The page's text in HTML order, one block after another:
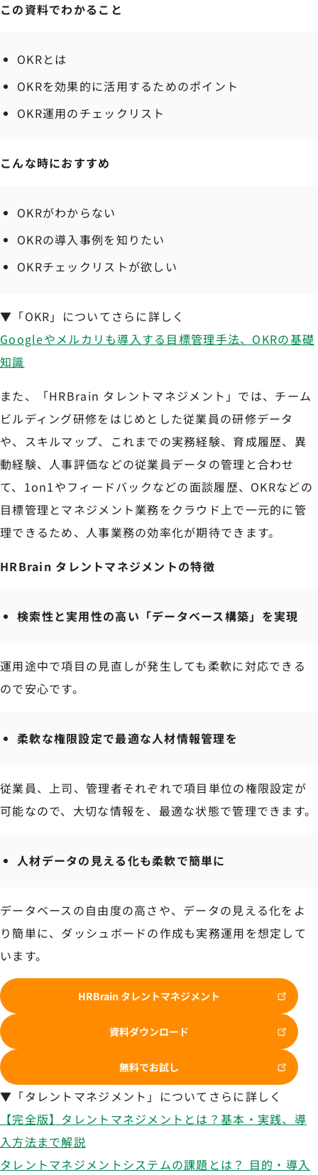
この資料でわかること
OKRとは
OKRを効果的に活用するためのポイント
OKR運用のチェックリスト
こんな時におすすめ
OKRがわからない
OKRの導入事例を知りたい
OKRチェックリストが欲しい
▼「OKR」についてさらに詳しく
Googleやメルカリも導入する目標管理手法、OKRの基礎
知識
また、「HRBrain タレントマネジメント」では、チーム
ビルディング研修をはじめとした従業員の研修データ
や、スキルマップ、これまでの実務経験、育成履歴、異
動経験、人事評価などの従業員データの管理と合わせ
て、1on1やフィードバックなどの面談履歴、OKRなどの
目標管理とマネジメント業務をクラウド上で一元的に管
理できるため、人事業務の効率化が期待できます。
HRBrain タレントマネジメントの特徴
検索性と実用性の高い「データベース構築」を実現
運用途中で項目の見直しが発生しても柔軟に対応できる
ので安心です。
柔軟な権限設定で最適な人材情報管理を
従業員、上司、管理者それぞれで項目単位の権限設定が
可能なので、大切な情報を、最適な状態で管理できます。
人材データの見える化も柔軟で簡単に
データベースの自由度の高さや、データの見える化をよ
り簡単に、ダッシュボードの作成も実務運用を想定して
います。
HRBrain タレントマネジメント
資料ダウンロード
無料でお試し
▼「タレントマネジメント」についてさらに詳しく
【完全版】タレントマネジメントとは？基本・実践、導
入方法まで解説
タレントマネジメントシステムの課題とは？ 目的・導入